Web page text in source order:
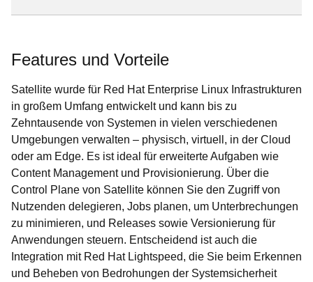
Features und Vorteile
Satellite wurde für Red Hat Enterprise Linux Infrastrukturen
in großem Umfang entwickelt und kann bis zu
Zehntausende von Systemen in vielen verschiedenen
Umgebungen verwalten – physisch, virtuell, in der Cloud
oder am Edge. Es ist ideal für erweiterte Aufgaben wie
Content Management und Provisionierung. Über die
Control Plane von Satellite können Sie den Zugriff von
Nutzenden delegieren, Jobs planen, um Unterbrechungen
zu minimieren, und Releases sowie Versionierung für
Anwendungen steuern. Entscheidend ist auch die
Integration mit Red Hat Lightspeed, die Sie beim Erkennen
und Beheben von Bedrohungen der Systemsicherheit